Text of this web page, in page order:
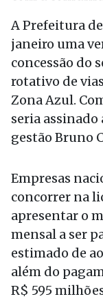
A Prefeitura
janeiro uma
concessão do
rotativo de
Zona Azul.
seria
gestão Bruno
Empresas
concorrer na
apresentar o
mensal a ser
estimado de
além do
R$ 595